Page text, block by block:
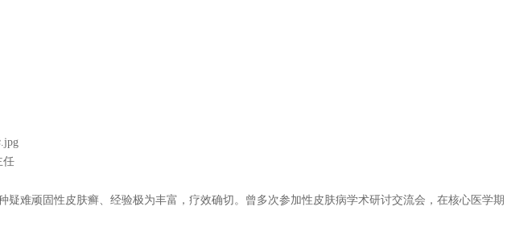
任
难顽固性皮肤癣、经验极为丰富，疗效确切。曾多次参加性皮肤病学术研讨交流会，在核心医学期